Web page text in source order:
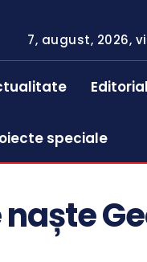
7, august, 2026,
speciale
naște